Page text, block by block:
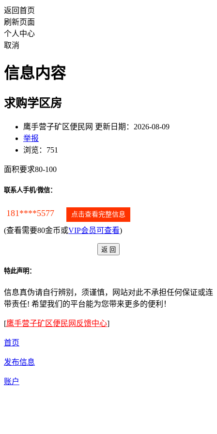
返回首页
刷新页面
个人中心
取消
信息内容
求购学区房
鹰手营子矿区便民网 更新日期：2026-08-09
举报
浏览：751
面积要求80-100
联系人手机/微信：
181****5577 点击查看完整信息
(查看需要80金币或VIP会员可查看)
特此声明：
信息真伪请自行辨别，须谨慎，网站对此不承担任何保证或连
带责任! 希望我们的平台能为您带来更多的便利！
[鹰手营子矿区便民网反馈中心]
首页
发布信息
账户